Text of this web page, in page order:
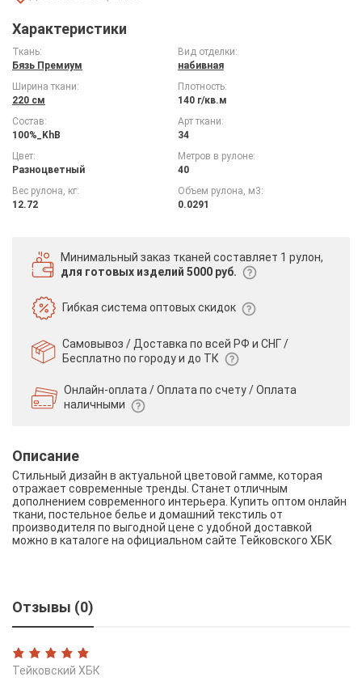
Характеристики
Ткань:
Бязь Премиум
Вид отделки:
набивная
Ширина ткани:
220 см
Плотность:
140 г/кв.м
Состав:
100%_KhB
Арт ткани:
34
Цвет:
Разноцветный
Метров в рулоне:
40
Вес рулона, кг:
12.72
Объем рулона, м3:
0.0291
Минимальный заказ тканей составляет 1 рулон,
для готовых изделий 5000 руб.
Гибкая системаоптовых скидок
Самовывоз / Доставка по всей РФ и СНГ /
Бесплатно по городу и до ТК
Онлайн-оплата / Оплата по счету /Оплата
наличными
Описание
Стильный дизайн в актуальной цветовой гамме, которая
отражает современные тренды. Станет отличным
дополнением современного интерьера. Купить оптом онлайн
ткани, постельное белье и домашний текстиль от
производителя по выгодной цене с удобной доставкой
можно в каталоге на официальном сайте Тейковского ХБК
Отзывы (0)
Тейковский ХБК